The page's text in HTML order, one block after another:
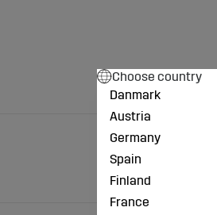
Choose country
Danmark
Austria
Germany
Spain
Finland
France